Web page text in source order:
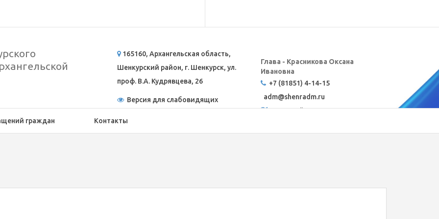
165160, Архангельская область,
Шенкурский район, г. Шенкурск, ул.
проф. В.А. Кудрявцева, 26
Версия для слабовидящих
Глава - Красникова Оксана
Ивановна
+7 (81851) 4-14-15
adm@shenradm.ru
Карта сайта
граждан
Контакты